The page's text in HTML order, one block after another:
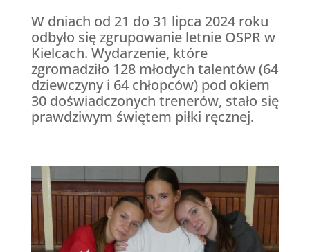
W dniach od 21 do 31 lipca 2024 roku
odbyło się zgrupowanie letnie OSPR w
Kielcach. Wydarzenie, które
zgromadziło 128 młodych talentów (64
dziewczyny i 64 chłopców) pod okiem
30 doświadczonych trenerów, stało się
prawdziwym świętem piłki ręcznej.